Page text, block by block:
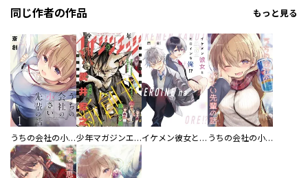
同じ作者の作品 もっと見る
うちの会社の小さい先輩の話 【連載版】 少年マガジンエッジ イケメン彼女とヒロインな俺！？ うちの会社の小さい先輩の話【同人版】